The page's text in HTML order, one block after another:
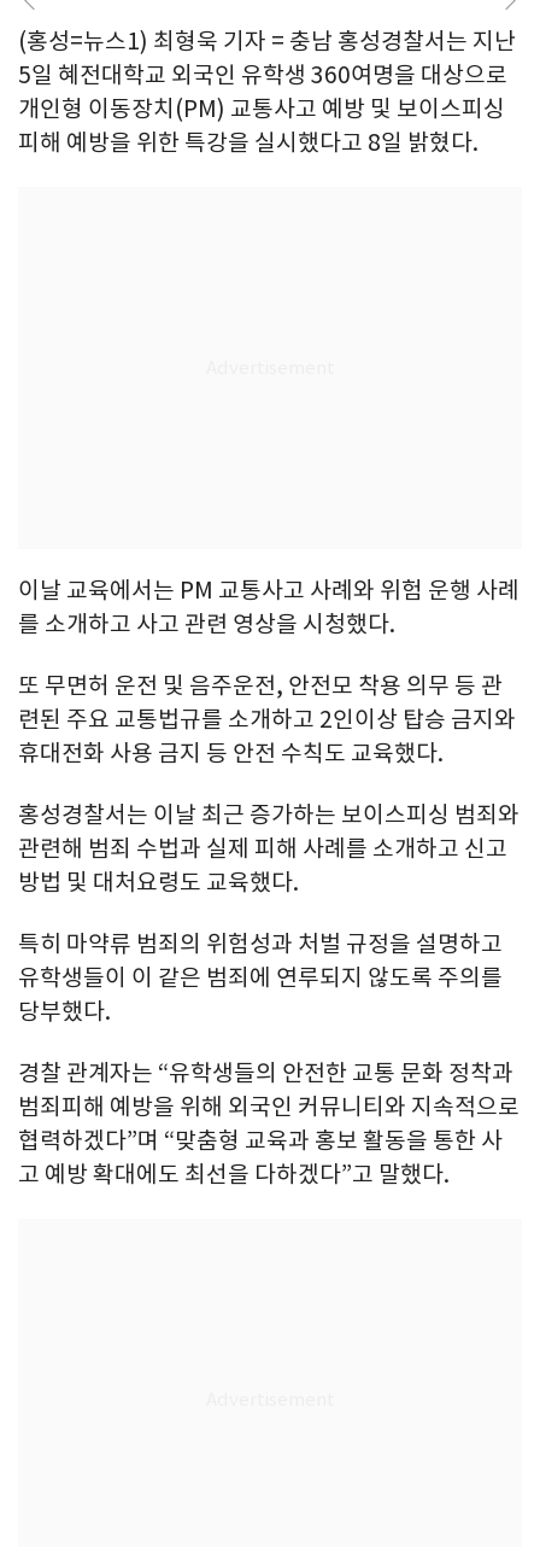
(홍성=뉴스1) 최형욱 기자 = 충남 홍성경찰서는 지난
5일 혜전대학교 외국인 유학생 360여명을 대상으로
개인형 이동장치(PM) 교통사고 예방 및 보이스피싱
피해 예방을 위한 특강을 실시했다고 8일 밝혔다.
이날 교육에서는 PM 교통사고 사례와 위험 운행 사례
를 소개하고 사고 관련 영상을 시청했다.
또 무면허 운전 및 음주운전, 안전모 착용 의무 등 관
련된 주요 교통법규를 소개하고 2인이상 탑승 금지와
휴대전화 사용 금지 등 안전 수칙도 교육했다.
홍성경찰서는 이날 최근 증가하는 보이스피싱 범죄와
관련해 범죄 수법과 실제 피해 사례를 소개하고 신고
방법 및 대처요령도 교육했다.
특히 마약류 범죄의 위험성과 처벌 규정을 설명하고
유학생들이 이 같은 범죄에 연루되지 않도록 주의를
당부했다.
경찰 관계자는 “유학생들의 안전한 교통 문화 정착과
범죄피해 예방을 위해 외국인 커뮤니티와 지속적으로
협력하겠다”며 “맞춤형 교육과 홍보 활동을 통한 사
고 예방 확대에도 최선을 다하겠다”고 말했다.